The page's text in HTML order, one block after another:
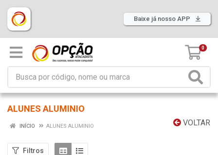
Baixe já nosso APP
0
ALUNES ALUMINIO
VOLTAR
INÍCIO ALUNES ALUMINIO
Filtros